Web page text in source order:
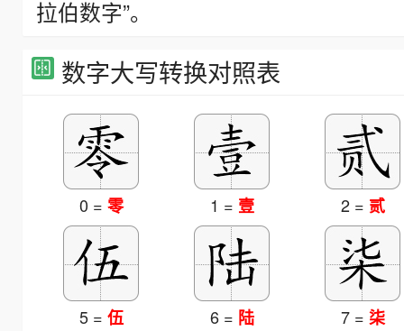
拉伯数字”。
数字大写转换对照表
0 = 零 1 = 壹 2 = 贰
5 = 伍 6 = 陆 7 = 柒